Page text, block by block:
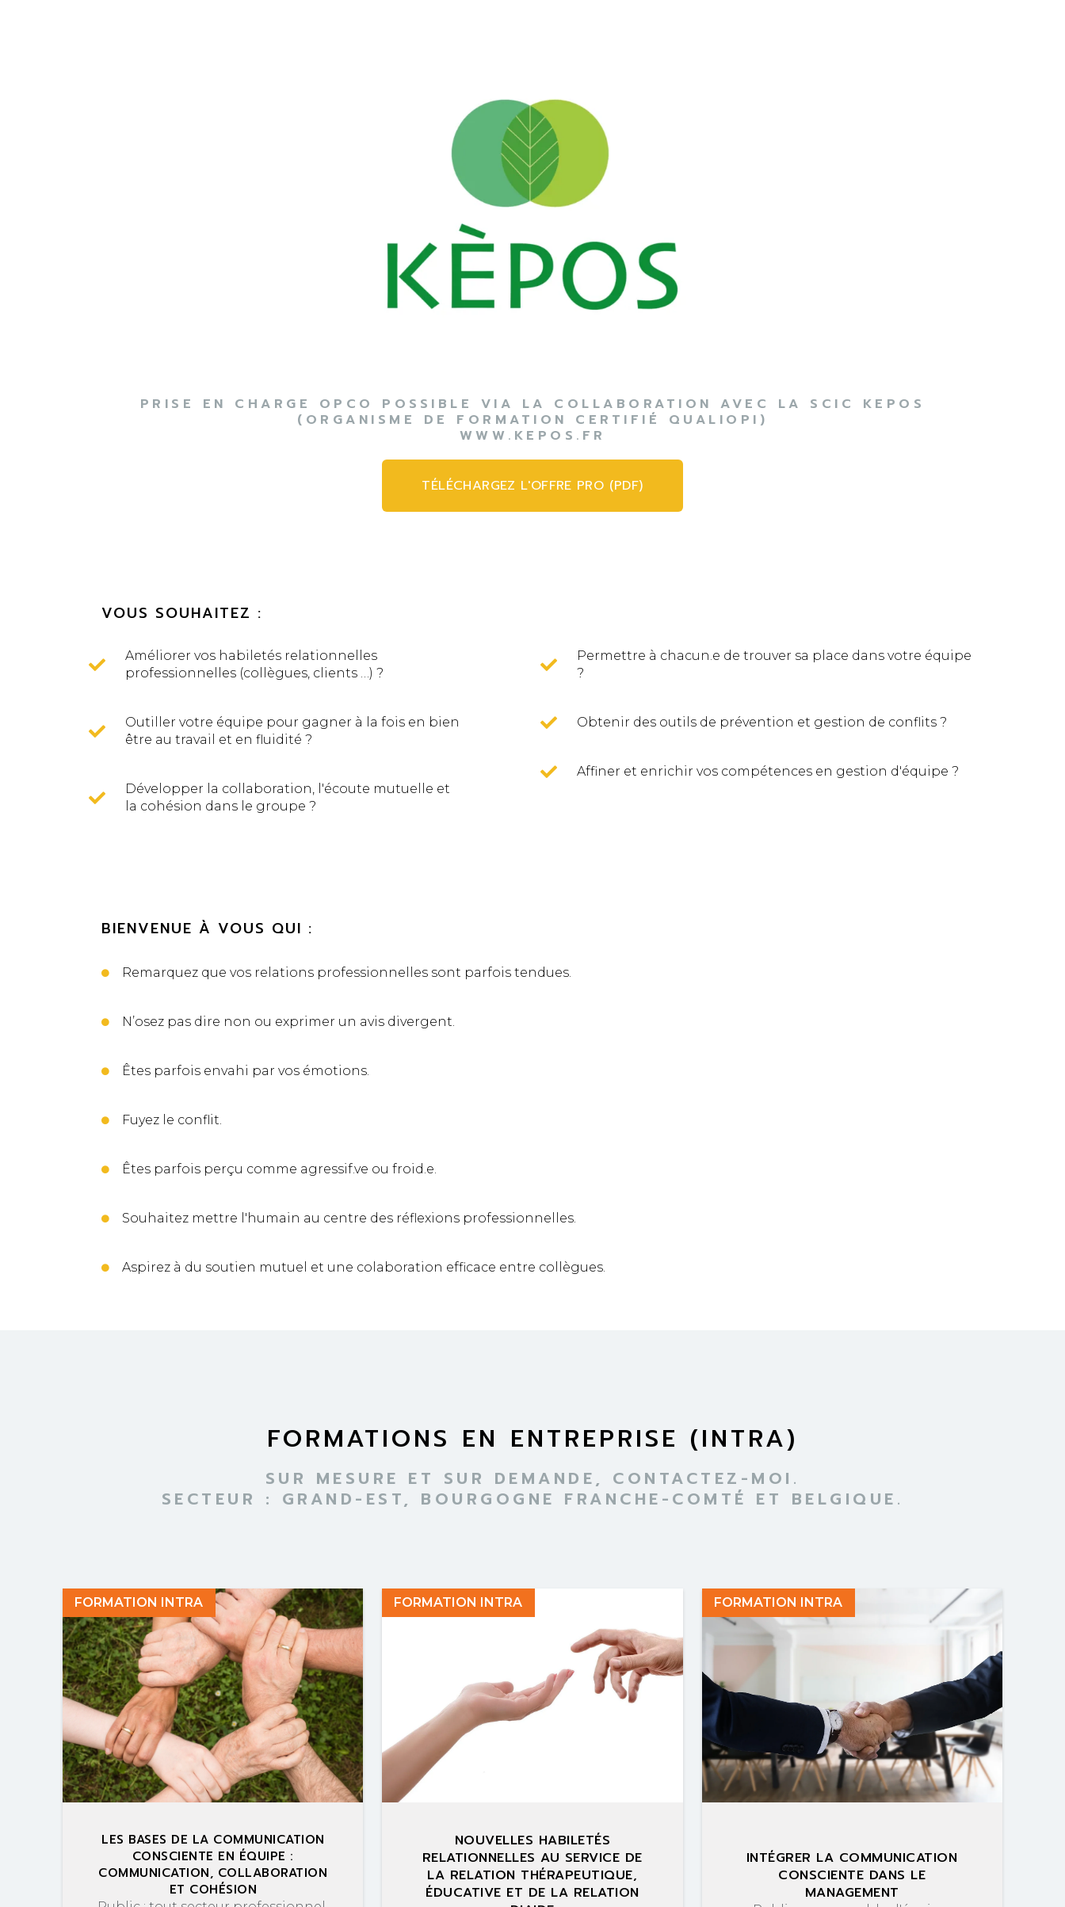
PRISE EN CHARGE OPCO POSSIBLE VIA LA COLLABORATION AVEC LA SCIC KEPOS
(ORGANISME DE FORMATION CERTIFIÉ QUALIOPI)
WWW.KEPOS.FR
TÉLÉCHARGEZ L'OFFRE PRO (PDF)
VOUS SOUHAITEZ :
Améliorer vos habiletés relationnelles
professionnelles (collègues, clients …) ?
Outiller votre équipe pour gagner à la fois en bien
être au travail et en fluidité ?
Développer la collaboration, l'écoute mutuelle et
la cohésion dans le groupe ?
Permettre à chacun.e de trouver sa place dans votre équipe
?
Obtenir des outils de prévention et gestion de conflits ?
Affiner et enrichir vos compétences en gestion d'équipe ?
BIENVENUE À VOUS QUI :
Remarquez que vos relations professionnelles sont parfois tendues.
N’osez pas dire non ou exprimer un avis divergent.
Êtes parfois envahi par vos émotions.
Fuyez le conflit.
Êtes parfois perçu comme agressif.ve ou froid.e.
Souhaitez mettre l'humain au centre des réflexions professionnelles.
Aspirez à du soutien mutuel et une colaboration efficace entre collègues.
FORMATIONS EN ENTREPRISE (INTRA)
SUR MESURE ET SUR DEMANDE, CONTACTEZ-MOI.
SECTEUR : GRAND-EST, BOURGOGNE FRANCHE-COMTÉ ET BELGIQUE.
LES BASES DE LA COMMUNICATION
CONSCIENTE EN ÉQUIPE :
COMMUNICATION, COLLABORATION
ET COHÉSION
FORMATION INTRA
NOUVELLES HABILETÉS
RELATIONNELLES AU SERVICE DE
LA RELATION THÉRAPEUTIQUE,
ÉDUCATIVE ET DE LA RELATION
FORMATION INTRA
INTÉGRER LA COMMUNICATION
CONSCIENTE DANS LE
MANAGEMENT
FORMATION INTRA